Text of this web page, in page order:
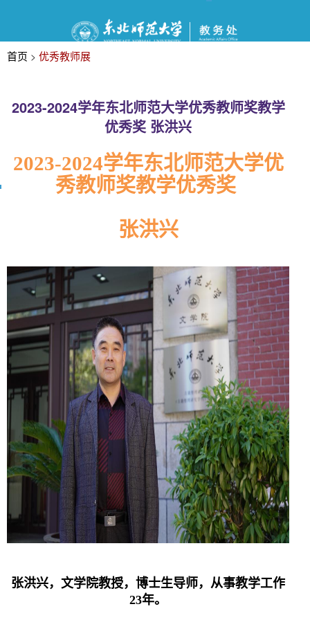
首页 > 优秀教师展
2023-2024学年东北师范大学优秀教师奖教学
优秀奖 张洪兴
2023-2024学年东北师范大学优
秀教师奖教学优秀奖
张洪兴
张洪兴，文学院教授，博士生导师，从事教学工作
23年。